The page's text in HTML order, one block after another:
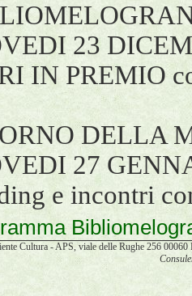
23
IN PREMIO
DELLA
27
e incontri
Cultura - APS, viale delle Rughe 256